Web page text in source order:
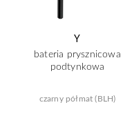
Y
bateria prysznicowa
podtynkowa
czarny półmat (BLH)